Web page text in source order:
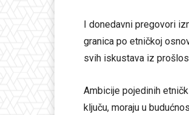
I donedavni pregovori
granica po etničkoj
svih iskustava iz
Ambicije pojedinih
ključu, moraju u